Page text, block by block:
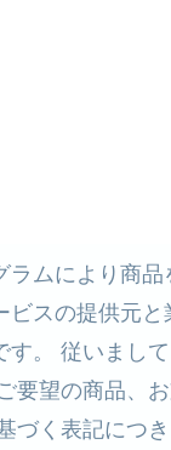
ムにより商
ビスの提供元
。 従いまし
要望の商品、
づく表記につ